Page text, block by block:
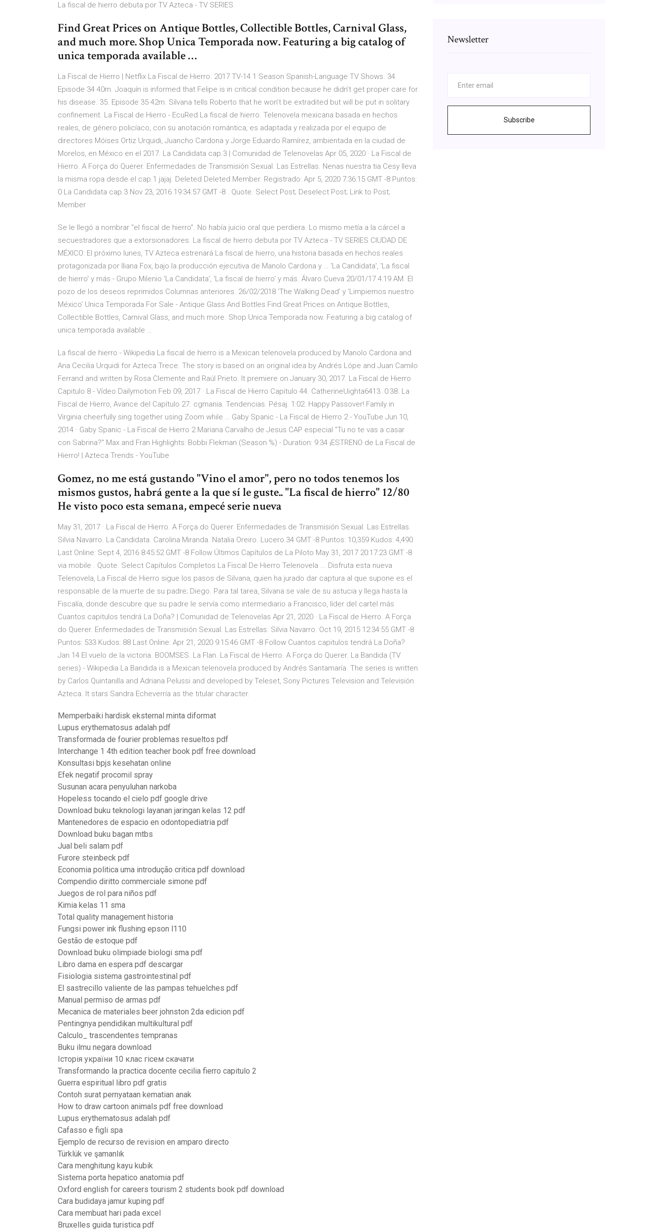
La fiscal de hierro debuta por TV Azteca - TV SERIES
Find Great Prices on Antique Bottles, Collectible Bottles, Carnival Glass,
and much more. Shop Unica Temporada now. Featuring a big catalog of
unica temporada available …
La Fiscal de Hierro | Netflix La Fiscal de Hierro. 2017 TV-14 1 Season Spanish-Language TV Shows. 34.
Episode 34 40m. Joaquín is informed that Felipe is in critical condition because he didn’t get proper care for
his disease. 35. Episode 35 42m. Silvana tells Roberto that he won’t be extradited but will be put in solitary
confinement. La Fiscal de Hierro - EcuRed La fiscal de hierro. Telenovela mexicana basada en hechos
reales, de género policíaco, con su anotación romántica, es adaptada y realizada por el equipo de
directores Móises Ortiz Urquidi, Juancho Cardona y Jorge Eduardo Ramírez, ambientada en la ciudad de
Morelos, en México en el 2017. La Candidata cap.3 | Comunidad de Telenovelas Apr 05, 2020 · La Fiscal de
Hierro. A Força do Querer. Enfermedades de Transmisión Sexual. Las Estrellas. Nenas nuestra tia Cesy lleva
la misma ropa desde el cap.1 jajaj. Deleted Deleted Member. Registrado: Apr 5, 2020 7:36:15 GMT -8 Puntos:
0 La Candidata cap.3 Nov 23, 2016 19:34:57 GMT -8 . Quote. Select Post; Deselect Post; Link to Post;
Member
Se le llegó a nombrar “el fiscal de hierro”. No había juicio oral que perdiera. Lo mismo metía a la cárcel a
secuestradores que a extorsionadores. La fiscal de hierro debuta por TV Azteca - TV SERIES CIUDAD DE
MÉXICO: El próximo lunes, TV Azteca estrenará La fiscal de hierro, una historia basada en hechos reales
protagonizada por Iliana Fox, bajo la producción ejecutiva de Manolo Cardona y … 'La Candidata', 'La fiscal
de hierro' y más - Grupo Milenio 'La Candidata', 'La fiscal de hierro' y más. Álvaro Cueva 20/01/17 4:19 AM. El
pozo de los deseos reprimidos Columnas anteriores. 26/02/2018 ‘The Walking Dead’ y ‘Limpiemos nuestro
México’ Unica Temporada For Sale - Antique Glass And Bottles Find Great Prices on Antique Bottles,
Collectible Bottles, Carnival Glass, and much more. Shop Unica Temporada now. Featuring a big catalog of
unica temporada available …
La fiscal de hierro - Wikipedia La fiscal de hierro is a Mexican telenovela produced by Manolo Cardona and
Ana Cecilia Urquidi for Azteca Trece. The story is based on an original idea by Andrés Lópe and Juan Camilo
Ferrand and written by Rosa Clemente and Raúl Prieto. It premiere on January 30, 2017. La Fiscal de Hierro
Capitulo 8 - Vídeo Dailymotion Feb 09, 2017 · La Fiscal de Hierro Capitulo 44. CatherineUighta6413. 0:38. La
Fiscal de Hierro, Avance del Capítulo 27. cgmania. Tendencias. Pésaj. 1:02. Happy Passover! Family in
Virginia cheerfully sing together using Zoom while … Gaby Spanic - La Fiscal de Hierro 2 - YouTube Jun 10,
2014 · Gaby Spanic - La Fiscal de Hierro 2 Mariana Carvalho de Jesus CAP especial "Tu no te vas a casar
con Sabrina?" Max and Fran Highlights: Bobbi Flekman (Season %) - Duration: 9:34 ¡ESTRENO de La Fiscal de
Hierro! | Azteca Trends - YouTube
Gomez, no me está gustando "Vino el amor", pero no todos tenemos los
mismos gustos, habrá gente a la que sí le guste.. "La fiscal de hierro" 12/80
He visto poco esta semana, empecé serie nueva
May 31, 2017 · La Fiscal de Hierro. A Força do Querer. Enfermedades de Transmisión Sexual. Las Estrellas.
Silvia Navarro. La Candidata. Carolina Miranda. Natalia Oreiro. Lucero 34 GMT -8 Puntos: 10,359 Kudos: 4,490
Last Online: Sept 4, 2016 8:45:52 GMT -8 Follow Últimos Capítulos de La Piloto May 31, 2017 20:17:23 GMT -8
via mobile . Quote. Select Capítulos Completos La Fiscal De Hierro Telenovela ... Disfruta esta nueva
Telenovela, La Fiscal de Hierro sigue los pasos de Silvana, quien ha jurado dar captura al que supone es el
responsable de la muerte de su padre; Diego. Para tal tarea, Silvana se vale de su astucia y llega hasta la
Fiscalía, donde descubre que su padre le servía como intermediario a Francisco, líder del cartel más
Cuantos capitulos tendrá La Doña? | Comunidad de Telenovelas Apr 21, 2020 · La Fiscal de Hierro. A Força
do Querer. Enfermedades de Transmisión Sexual. Las Estrellas. Silvia Navarro. Oct 19, 2015 12:34:55 GMT -8
Puntos: 533 Kudos: 88 Last Online: Apr 21, 2020 9:15:46 GMT -8 Follow Cuantos capitulos tendrá La Doña?
Jan 14 El vuelo de la victoria. BOOMSES. La Flan. La Fiscal de Hierro. A Força do Querer. La Bandida (TV
series) - Wikipedia La Bandida is a Mexican telenovela produced by Andrés Santamaría. The series is written
by Carlos Quintanilla and Adriana Pelussi and developed by Teleset, Sony Pictures Television and Televisión
Azteca. It stars Sandra Echeverría as the titular character.
Memperbaiki hardisk eksternal minta diformat
Lupus erythematosus adalah pdf
Transformada de fourier problemas resueltos pdf
Interchange 1 4th edition teacher book pdf free download
Konsultasi bpjs kesehatan online
Efek negatif procomil spray
Susunan acara penyuluhan narkoba
Hopeless tocando el cielo pdf google drive
Download buku teknologi layanan jaringan kelas 12 pdf
Mantenedores de espacio en odontopediatria pdf
Download buku bagan mtbs
Jual beli salam pdf
Furore steinbeck pdf
Economia politica uma introdução critica pdf download
Compendio diritto commerciale simone pdf
Juegos de rol para niños pdf
Kimia kelas 11 sma
Total quality management historia
Fungsi power ink flushing epson l110
Gestão de estoque pdf
Download buku olimpiade biologi sma pdf
Libro dama en espera pdf descargar
Fisiologia sistema gastrointestinal pdf
El sastrecillo valiente de las pampas tehuelches pdf
Manual permiso de armas pdf
Mecanica de materiales beer johnston 2da edicion pdf
Pentingnya pendidikan multikultural pdf
Calculo_ trascendentes tempranas
Buku ilmu negara download
Історія україни 10 клас гісем скачати
Transformando la practica docente cecilia fierro capitulo 2
Guerra espiritual libro pdf gratis
Contoh surat pernyataan kematian anak
How to draw cartoon animals pdf free download
Lupus erythematosus adalah pdf
Cafasso e figli spa
Ejemplo de recurso de revision en amparo directo
Türklük ve şamanlık
Cara menghitung kayu kubik
Sistema porta hepatico anatomia pdf
Oxford english for careers tourism 2 students book pdf download
Cara budidaya jamur kuping pdf
Cara membuat hari pada excel
Bruxelles guida turistica pdf
Newsletter
Subscribe